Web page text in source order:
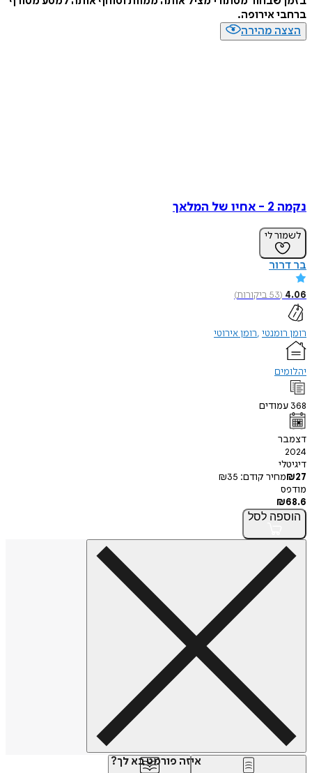
ברחבי אירופה.
הצצה מהירה
נקמה 2 - אחיו של המלאך
לשמור לי
בר דרור
4.06
(
53ביקורות)
רומן רומנטי רומן אירוטי
יהלומים
368 עמודים
דצמבר
2024
דיגיטלי
₪27 מחיר קודם: ₪35
מודפס
₪68.6
הוספה לסל
איזה פורמט בא לך?